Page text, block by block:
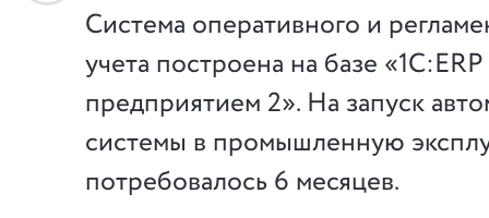
Система оперативного и
учета построена на базе
предприятием 2». На запуск
системы в промышленную
потребовалось 6 месяцев.